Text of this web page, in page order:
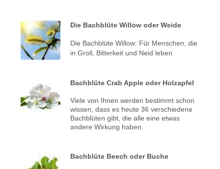
Die Bachblüte Willow oder Weide
Die Bachblüte Willow: Für Menschen, die
in Groll, Bitterkeit und Neid leben
Bachblüte Crab Apple oder Holzapfel
Viele von Ihnen werden bestimmt schon
wissen, dass es heute 36 verschiedene
Bachblüten gibt, die alle eine etwas
andere Wirkung haben.
Bachblüte Beech oder Buche